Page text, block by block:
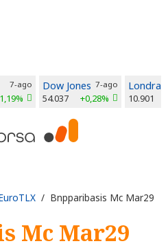
7-ago Dow Jones 7-ago
54.037 +0,28%
Londra
10.901
/ Bnpparibasis Mc Mar29
Mc Mar29